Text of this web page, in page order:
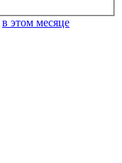
в этом месяце